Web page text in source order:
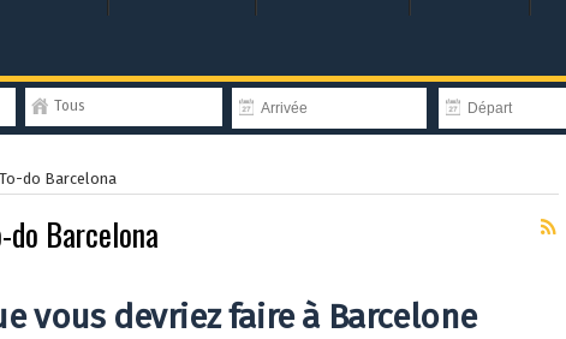
Tous
do Barcelona
do Barcelona
vous devriez faire à Barcelone